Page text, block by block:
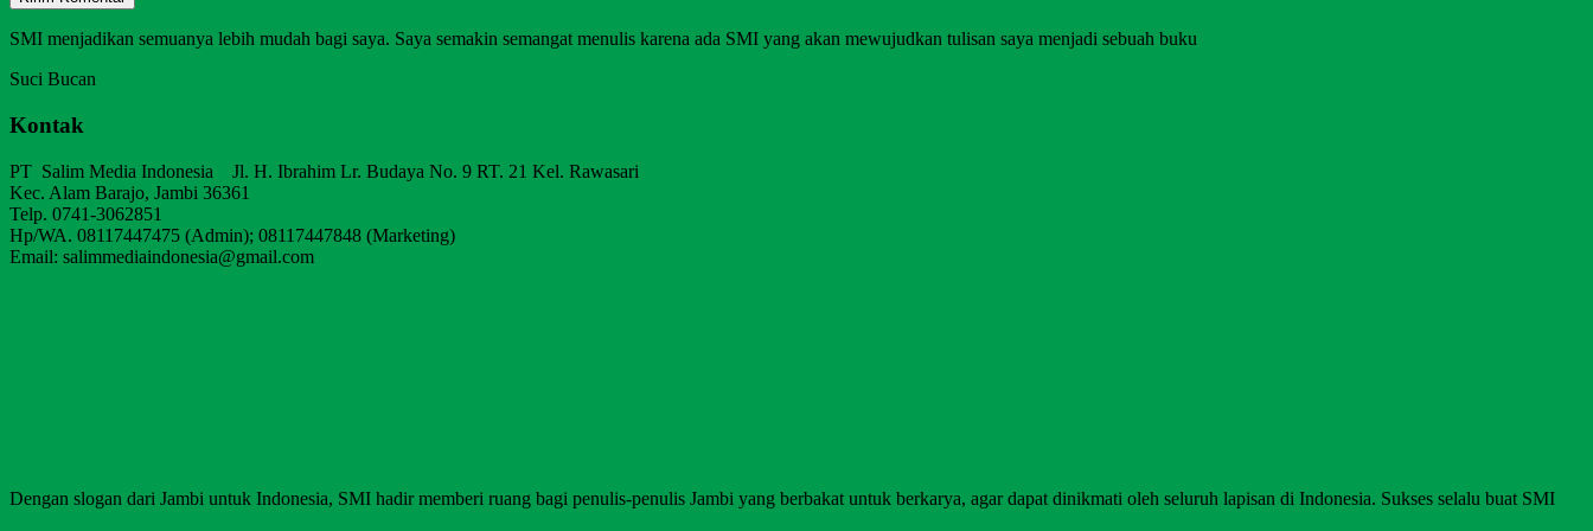
SMI menjadikan semuanya lebih mudah bagi saya. Saya semakin semangat menulis karena ada SMI yang akan mewujudkan tulisan saya menjadi sebuah buku
Suci Bucan
Kontak
PT Salim Media Indonesia Jl. H. Ibrahim Lr. Budaya No. 9 RT. 21 Kel. Rawasari
Kec. Alam Barajo, Jambi 36361
Telp. 0741-3062851
Hp/WA. 08117447475 (Admin); 08117447848 (Marketing)
Email: salimmediaindonesia@gmail.com
Dengan slogan dari Jambi untuk Indonesia, SMI hadir memberi ruang bagi penulis-penulis Jambi yang berbakat untuk berkarya, agar dapat dinikmati oleh seluruh lapisan di Indonesia. Sukses selalu buat SMI